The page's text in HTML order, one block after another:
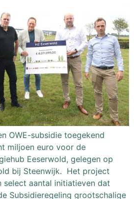
OWE-subsidie toegekend
miljoen euro voor de
Eeserwold, gelegen op
bij Steenwijk. Het project
select aantal initiatieven dat
Subsidieregeling grootschalige